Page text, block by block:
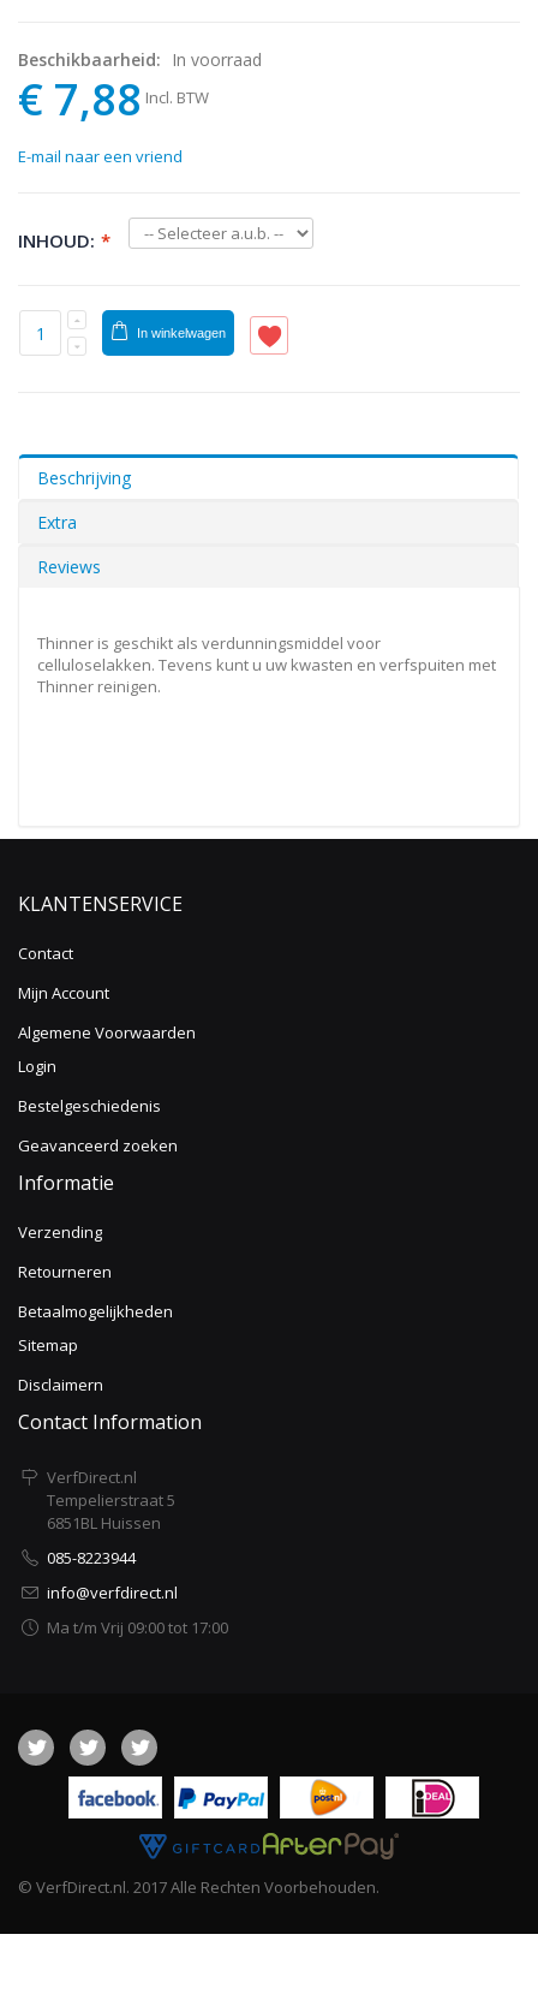
Beschikbaarheid: In voorraad
€ 7,88 Incl. BTW
E-mail naar een vriend
INHOUD: *
In winkelwagen
Beschrijving
Extra
Reviews
Thinner is geschikt als verdunningsmiddel voor
celluloselakken. Tevens kunt u uw kwasten en verfspuiten met
Thinner reinigen.
KLANTENSERVICE
Contact
Mijn Account
Algemene Voorwaarden
Login
Bestelgeschiedenis
Geavanceerd zoeken
Informatie
Verzending
Retourneren
Betaalmogelijkheden
Sitemap
Disclaimern
Contact Information
VerfDirect.nl
Tempelierstraat 5
6851BL Huissen
085-8223944
info@verfdirect.nl
Ma t/m Vrij 09:00 tot 17:00
© VerfDirect.nl. 2017 Alle Rechten Voorbehouden.